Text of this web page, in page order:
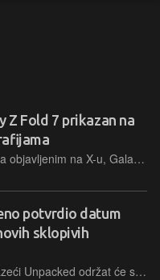
Z Fold 7 prikazan na
Prema fotografijama objavljenim na X-u, Galaxy Z Fold 7 neće se značajno razlikovati od svoga prethodnika. Moći će ga se kupiti u novoj nijansi plave i blago će biti redizajniran sustav kamere
potvrdio datum
sklopivih
Samsungov nadolazeći Unpacked održat će se 9. srpnja u Brooklynu u 16 sati po našem vremenu. Sada je službeno i potvrđeno